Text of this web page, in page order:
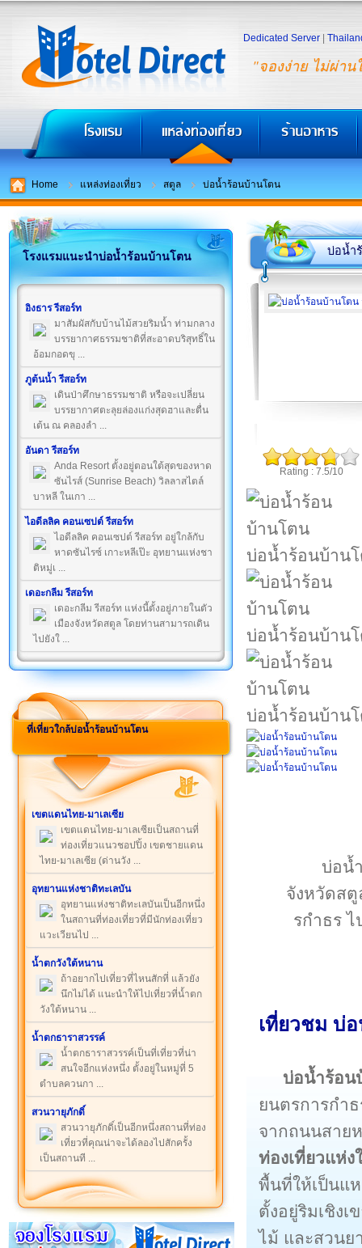
"จองง่าย ไม่ผ่าน
Dedicated Server
Home แหล่งท่องเที่ยว สตูล บ่อน้ำร้อนบ้านโตน
โรงแรมแนะนำบ่อน้ำร้อนบ้านโตน
อิงธาร รีสอร์ท
มาสัมผัสกับบ้านไม้สวยริมน้ำ ท่ามกลาง
บรรยากาศธรรมชาติที่สะอาดบริสุทธิ์ใน
อ้อมกอดขุ ...
ภูต้นน้ำ รีสอร์ท
เดินป่าศึกษาธรรมชาติ หรือจะเปลี่ยน
บรรยากาศตะลุยล่องแก่งสุดฮาและตื่น
เต้น ณ คลองลำ ...
อันดา รีสอร์ท
Anda Resort ตั้งอยู่ตอนใต้สุดของหาด
ซันไรส์ (Sunrise Beach) วิลลาสไตล์
บาหลี ในเกา ...
ไอดีลลิค คอนเซปต์ รีสอร์ท
ไอดีลลิค คอนเซปต์ รีสอร์ท อยู่ใกล้กับ
หาดซันไรซ์ เกาะหลีเป๊ะ อุทยานแห่งชา
ติหมู่เ ...
เดอะกลีม รีสอร์ท
เดอะกลีม รีสอร์ท แห่งนี้ตั้งอยู่ภายในตัว
เมืองจังหวัดสตูล โดยท่านสามารถเดิน
ไปยังใ ...
ที่เที่ยวใกล้บ่อน้ำร้อนบ้านโตน
เขตแดนไทย-มาเลเซีย
เขตแดนไทย-มาเลเซียเป็นสถานที่
ท่องเที่ยวแนวชอปปิ้ง เขตชายแดน
ไทย-มาเลเซีย (ด่านวัง ...
อุทยานแห่งชาติทะเลบัน
อุทยานแห่งชาติทะเลบันเป็นอีกหนึ่ง
ในสถานที่ท่องเที่ยวที่มีนักท่องเที่ยว
แวะเวียนไป ...
น้ำตกวังใต้หนาน
ถ้าอยากไปเที่ยวที่ไหนสักที่ แล้วยัง
นึกไม่ได้ แนะนำให้ไปเที่ยวที่น้ำตก
วังใต้หนาน ...
น้ำตกธาราสวรรค์
น้ำตกธาราสวรรค์เป็นที่เที่ยวที่น่า
สนใจอีกแห่งหนึ่ง ตั้งอยู่ในหมู่ที่ 5
ตำบลควนกา ...
สวนวายุภักดิ์
สวนวายุภักดิ์เป็นอีกหนึ่งสถานที่ท่อง
เที่ยวที่คุณน่าจะได้ลองไปสักครั้ง
เป็นสถานที ...
บ่อน้ำ
Rating : 7.5/10
บ่อน้ำร้อนบ้าน
บ่อน้ำร้อนบ้าน
บ่อน้ำร้อนบ้าน
บ่อน้
จังหวัดส
รกำธร
เที่ยวชม บ่
บ่อน้ำร้อน
ยนตรการกำ
จากถนนสาย
ท่องเที่ยวแห่ง
พื้นที่ให้เป็นแห
ตั้งอยู่ริมเชิงเ
ไม้ และสวนย